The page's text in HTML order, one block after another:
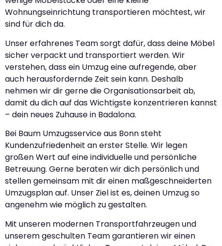
Wohnungseinrichtung transportieren möchtest, wir
sind für dich da.
Unser erfahrenes Team sorgt dafür, dass deine Möbel
sicher verpackt und transportiert werden. Wir
verstehen, dass ein Umzug eine aufregende, aber
auch herausfordernde Zeit sein kann. Deshalb
nehmen wir dir gerne die Organisationsarbeit ab,
damit du dich auf das Wichtigste konzentrieren kannst
– dein neues Zuhause in Badalona.
Bei Baum Umzugsservice aus Bonn steht
Kundenzufriedenheit an erster Stelle. Wir legen
großen Wert auf eine individuelle und persönliche
Betreuung. Gerne beraten wir dich persönlich und
stellen gemeinsam mit dir einen maßgeschneiderten
Umzugsplan auf. Unser Ziel ist es, deinen Umzug so
angenehm wie möglich zu gestalten.
Mit unseren modernen Transportfahrzeugen und
unserem geschulten Team garantieren wir einen